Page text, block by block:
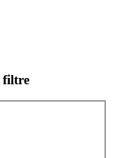
filtre